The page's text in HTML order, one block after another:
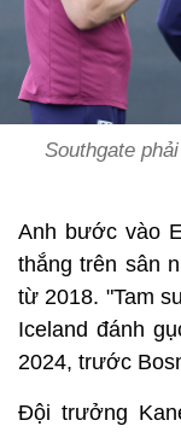
Southgate
Anh bước vào
thắng trên sân
từ 2018. "Tam
Iceland đánh
2024, trước
Đội trưởng